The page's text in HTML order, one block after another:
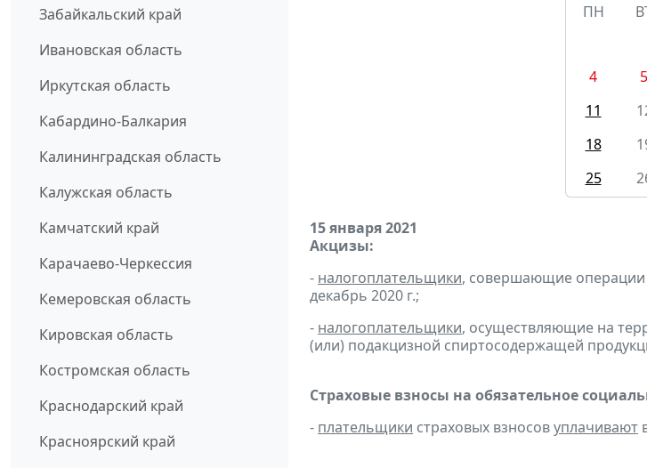
Забайкальский край
Ивановская область
Иркутская область
Кабардино-Балкария
Калининградская область
Калужская область
Камчатский край
Карачаево-Черкессия
Кемеровская область
Кировская область
Костромская область
Краснодарский край
Красноярский край
ПН
4
5
11
18
25
15 января 2021
Акцизы:
- налогоплательщики, совершающие
декабрь 2020 г.;
- налогоплательщики, осуществляющие на
(или) подакцизной спиртосодержащей
Страховые взносы на обязательное
- плательщики страховых взносовуплачивают